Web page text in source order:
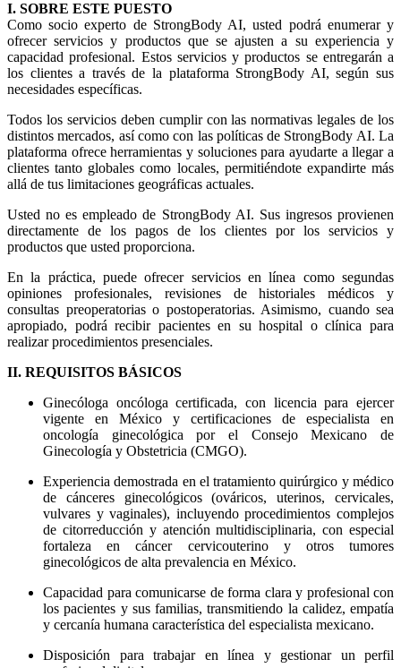
I. SOBRE ESTE PUESTO
Como socio experto de StrongBody AI, usted podrá enumerar y
ofrecer servicios y productos que se ajusten a su experiencia y
capacidad profesional. Estos servicios y productos se entregarán a
los clientes a través de la plataforma StrongBody AI, según sus
necesidades específicas.
Todos los servicios deben cumplir con las normativas legales de los
distintos mercados, así como con las políticas de StrongBody AI. La
plataforma ofrece herramientas y soluciones para ayudarte a llegar a
clientes tanto globales como locales, permitiéndote expandirte más
allá de tus limitaciones geográficas actuales.
Usted no es empleado de StrongBody AI. Sus ingresos provienen
directamente de los pagos de los clientes por los servicios y
productos que usted proporciona.
En la práctica, puede ofrecer servicios en línea como segundas
opiniones profesionales, revisiones de historiales médicos y
consultas preoperatorias o postoperatorias. Asimismo, cuando sea
apropiado, podrá recibir pacientes en su hospital o clínica para
realizar procedimientos presenciales.
II. REQUISITOS BÁSICOS
Ginecóloga oncóloga certificada, con licencia para ejercer
vigente en México y certificaciones de especialista en
oncología ginecológica por el Consejo Mexicano de
Ginecología y Obstetricia (CMGO).
Experiencia demostrada en el tratamiento quirúrgico y médico
de cánceres ginecológicos (ováricos, uterinos, cervicales,
vulvares y vaginales), incluyendo procedimientos complejos
de citorreducción y atención multidisciplinaria, con especial
fortaleza en cáncer cervicouterino y otros tumores
ginecológicos de alta prevalencia en México.
Capacidad para comunicarse de forma clara y profesional con
los pacientes y sus familias, transmitiendo la calidez, empatía
y cercanía humana característica del especialista mexicano.
Disposición para trabajar en línea y gestionar un perfil